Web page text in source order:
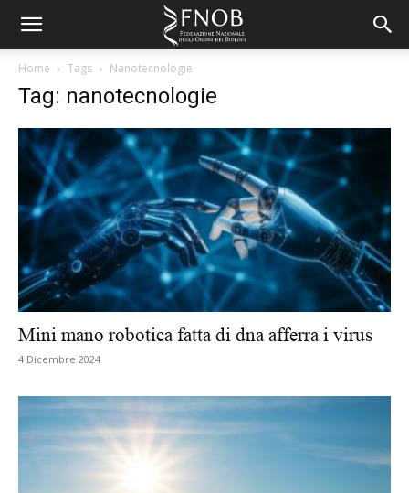
Home Tags Nanotecnologie
Tag: nanotecnologie
Mini mano robotica fatta di dna afferra i virus
4 Dicembre 2024